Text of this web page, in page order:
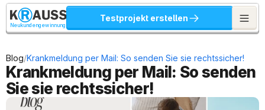
Neukundengewinnung
Testprojekt erstellen
Blog/Krankmeldung per Mail: So senden Sie sie rechtssicher!
Krankmeldung per Mail: So senden
Sie sie rechtssicher!